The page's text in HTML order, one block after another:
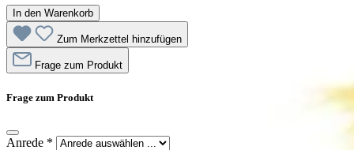
In den Warenkorb
Zum Merkzettel hinzufügen
Frage zum Produkt
Frage zum Produkt
Anrede *